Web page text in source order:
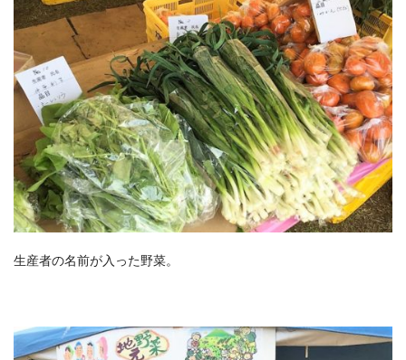
生産者の名前が入った野菜。